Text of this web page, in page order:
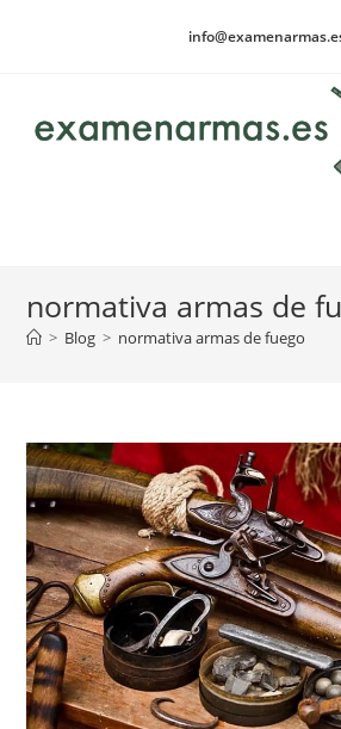
normativa armas de
> Blog > normativa armas de fuego